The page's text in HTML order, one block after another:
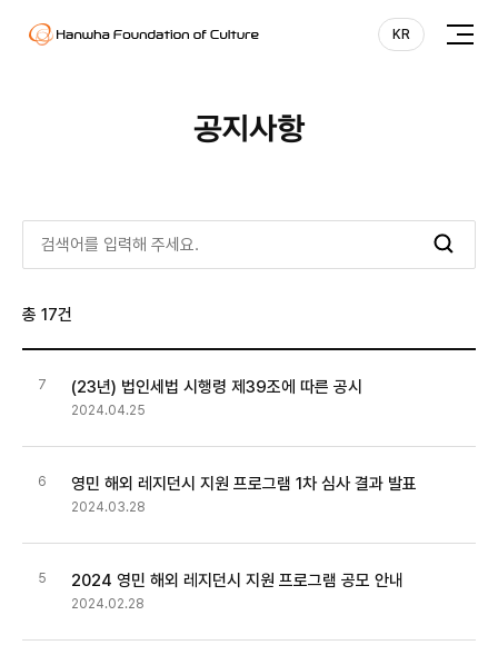
Hanwha Foundation of Culture
KR
KR
전
공지사항
총 17건
7 (23년) 법인세법 시행령 제39조에 따른 공시
2024.04.25
6 영민 해외 레지던시 지원 프로그램 1차 심사 결과 발표
2024.03.28
5 2024 영민 해외 레지던시 지원 프로그램 공모 안내
2024.02.28